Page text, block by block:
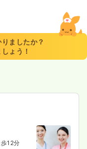
ましたか？
ょう！
12分